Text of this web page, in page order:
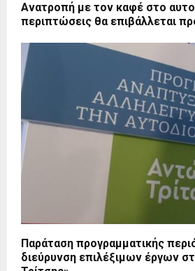
Ανατροπή με τον καφέ στο
περιπτώσεις θα επιβάλλεται
Παράταση προγραμματικής
διεύρυνση επιλέξιμων έργων